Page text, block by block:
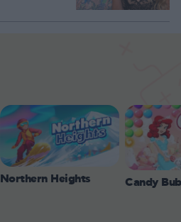
Northern Heights Candy